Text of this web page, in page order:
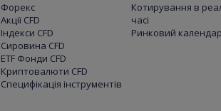
Форекс
Акції CFD
Індекси CFD
Сировина CFD
ETF Фонди CFD
Криптовалюти CFD
Специфікація інструментів
Котирування в
часі
Ринковий календар